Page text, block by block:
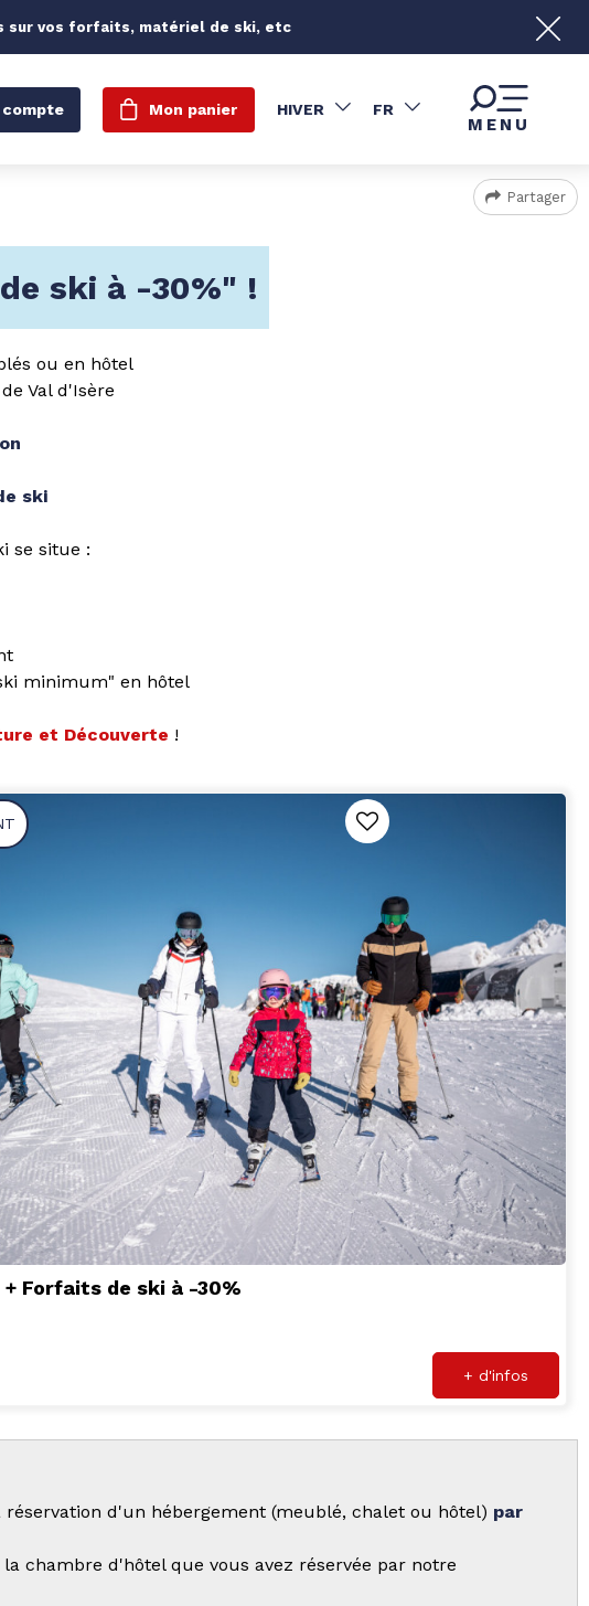
sur vos forfaits, matériel de ski, etc
compte Mon panier HIVER FR
MENU
Partager
ski à -30%" !
ou en hôtel
Val d'Isère
ski
se situe :
minimum" en hôtel
et Découverte !
Forfaits de ski à -30%
+ d'infos
d'un hébergement (meublé, chalet ou hôtel) par
chambre d'hôtel que vous avez réservée par notre